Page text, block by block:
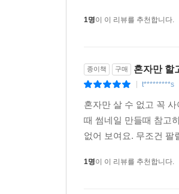
1명이 이 리뷰를 추천합니다.
종이책 구매 혼자만 할
t*********s
혼자만 살 수 없고 꼭
때 썸네일 만들때 참고
없어 보여요. 무조건 팔
1명이 이 리뷰를 추천합니다.